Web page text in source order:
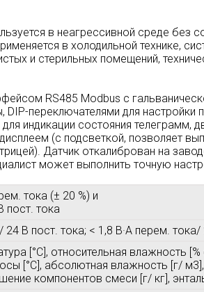
в неагрессивной среде без
в холодильной технике,
и стерильных помещений,
RS485 Modbus с
переключателями для настройки
индикации состояния телеграмм,
(с подсветкой, позволяет
Датчик откалиброван на
может выполнить точную
тока (± 20 %) и
пост. тока
24 В пост. тока; < 1,8 В·А перем.
[°C], относительная влажность [%
[°C], абсолютная влажность [г/ м3],
компонентов смеси [г/ кг],